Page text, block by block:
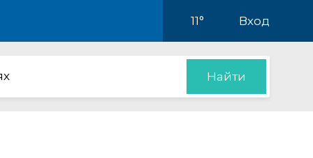
11° Вход
Найти